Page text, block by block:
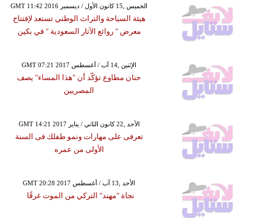
GMT 11:42 2016 الخميس ,15 كانون الأول / ديسمبر
هيئة السياحة والتراث الوطني تستعد لإفتتاح
معرض " روائع الآثار السعودية " في بكين
GMT 07:21 2017 الإثنين ,14 آب / أغسطس
حنان مطاوع تؤكّد أن "هذا المساء" يصف
المصريين
GMT 14:21 2017 الأحد ,22 كانون الثاني / يناير
تعرفى على مهارات ونمو طفلك فى السنة
الأولى من عمره
GMT 20:28 2017 الأحد ,13 آب / أغسطس
نجاة "مهند" التركي من الموت غرقًا